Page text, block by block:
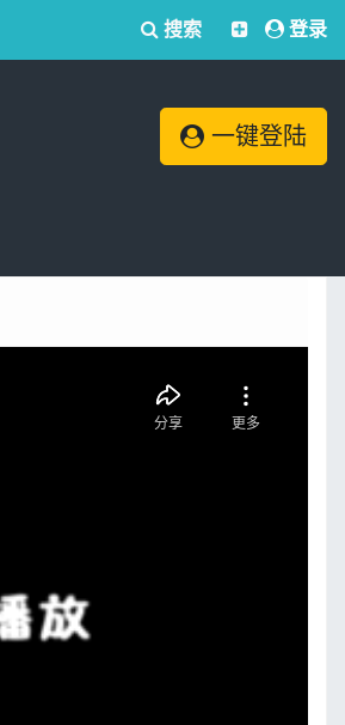
搜索 登录
一键登陆